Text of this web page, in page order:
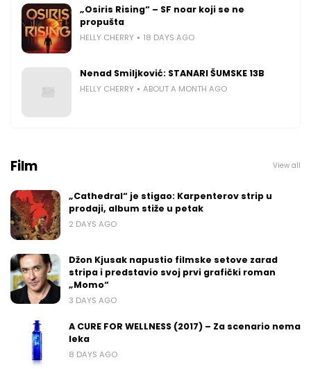
„Osiris Rising“ – SF noar koji se ne
propušta
HELLY CHERRY 18 DAYS AGO
Nenad Smiljković: STANARI ŠUMSKE 13B
HELLY CHERRY ABOUT A MONTH AGO
Film View all
„Cathedral“ je stigao: Karpenterov strip u
prodaji, album stiže u petak
2 DAYS AGO
Džon Kjusak napustio filmske setove zarad
stripa i predstavio svoj prvi grafički roman
„Momo“
3 DAYS AGO
A CURE FOR WELLNESS (2017) – Za scenario nema
leka
8 DAYS AGO